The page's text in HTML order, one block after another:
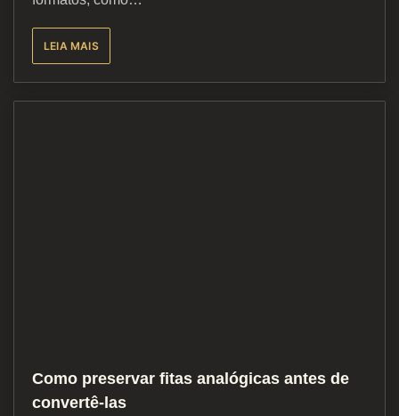
LEIA MAIS
Como preservar fitas analógicas antes de
convertê-las